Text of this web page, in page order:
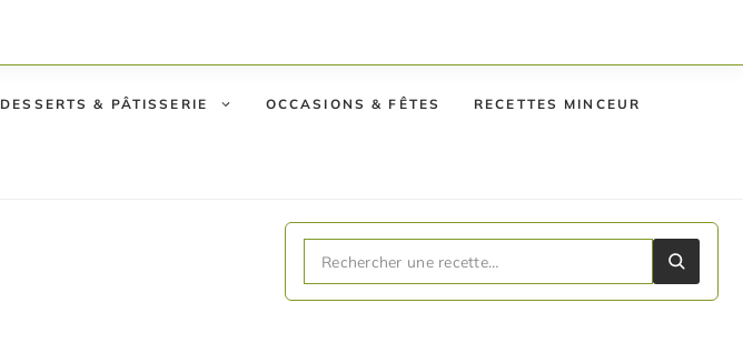
DESSERTS & PÂTISSERIE OCCASIONS & FÊTES RECETTES MINCEUR